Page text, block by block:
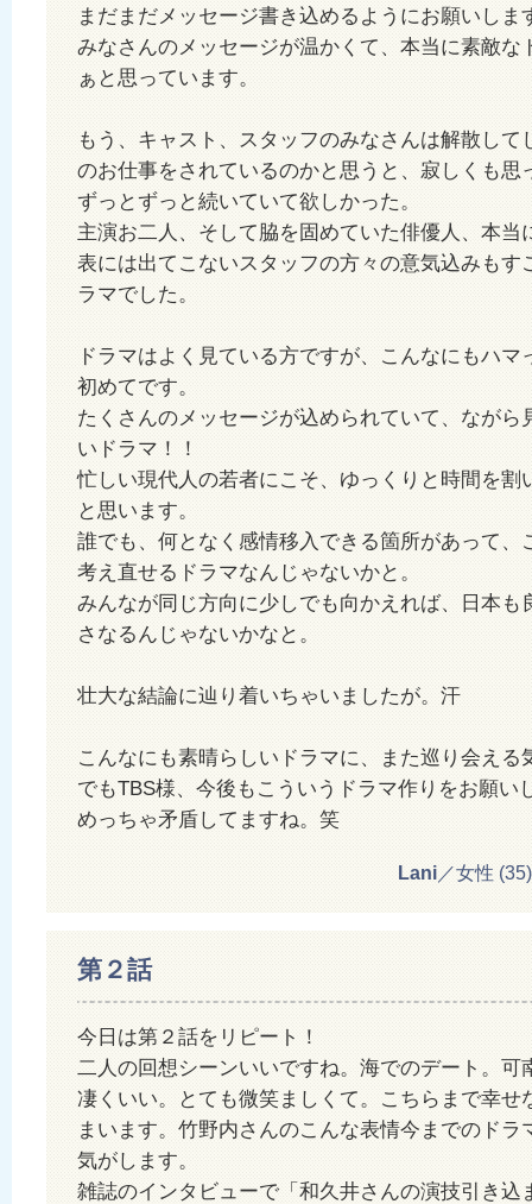
まだまだメッセージ書き込めるようにお願いしま
みなさんのメッセージが温かくて、本当に素敵な
ぁと思っています。
もう、キャスト、スタッフのみなさんは解散して
のお仕事をされているのかと思うと、寂しくも思
ずっとずっと続いていて欲しかった。
主演お二人、そして脇を固めていた俳優人、本当
表には出てこないスタッフの方々の意気込みもす
ラマでした。
ドラマはよく見ている方ですが、こんなにもハマ
初めてです。
たくさんのメッセージが込められていて、ながら
いドラマ！！
忙しい現代人の若者にこそ、ゆっくりと時間を割
と思います。
誰でも、何となく感情移入できる箇所があって、
考え直せるドラマなんじゃないかと。
みんなが同じ方向に少しでも向かえれば、日本も
さなるんじゃないかなと。
壮大な結論に辿り着いちゃいましたが。汗
こんなにも素晴らしいドラマに、また巡り会える
でもTBS様、今後もこういうドラマ作りをお願い
めっちゃ矛盾してますね。笑
Lani／女性
第２話
今日は第２話をリピート！
二人の回想シーンいいですね。海でのデート。可
凄くいい。とても微笑ましくて。こちらまで幸せ
まいます。竹野内さんのこんな表情今までのドラ
気がします。
雑誌のインタビューで「和久井さんの演技引き込